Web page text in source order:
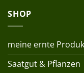
SHOP
meine ernte
Saatgut & Pflanzen